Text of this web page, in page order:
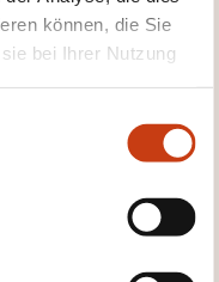
können, die Sie
bei Ihrer Nutzung